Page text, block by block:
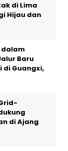
di Lima
Hijau dan
dalam
Baru
di Guangxi,
di Ajang